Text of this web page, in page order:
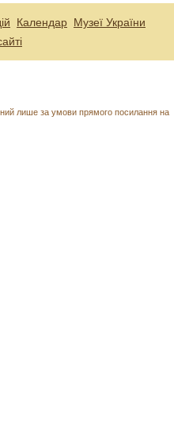
Календар Музеї України
лише за умови прямого посилання на